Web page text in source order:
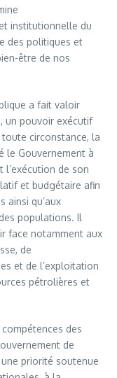
institutionnelle du
des politiques et
être de nos
a fait valoir
un pouvoir exécutif
circonstance, la
le Gouvernement à
de son
et budgétaire afin
ainsi qu’aux
populations. Il
face notamment aux
de
et de l’exploitation
pétrolières et
des
de
priorité soutenue